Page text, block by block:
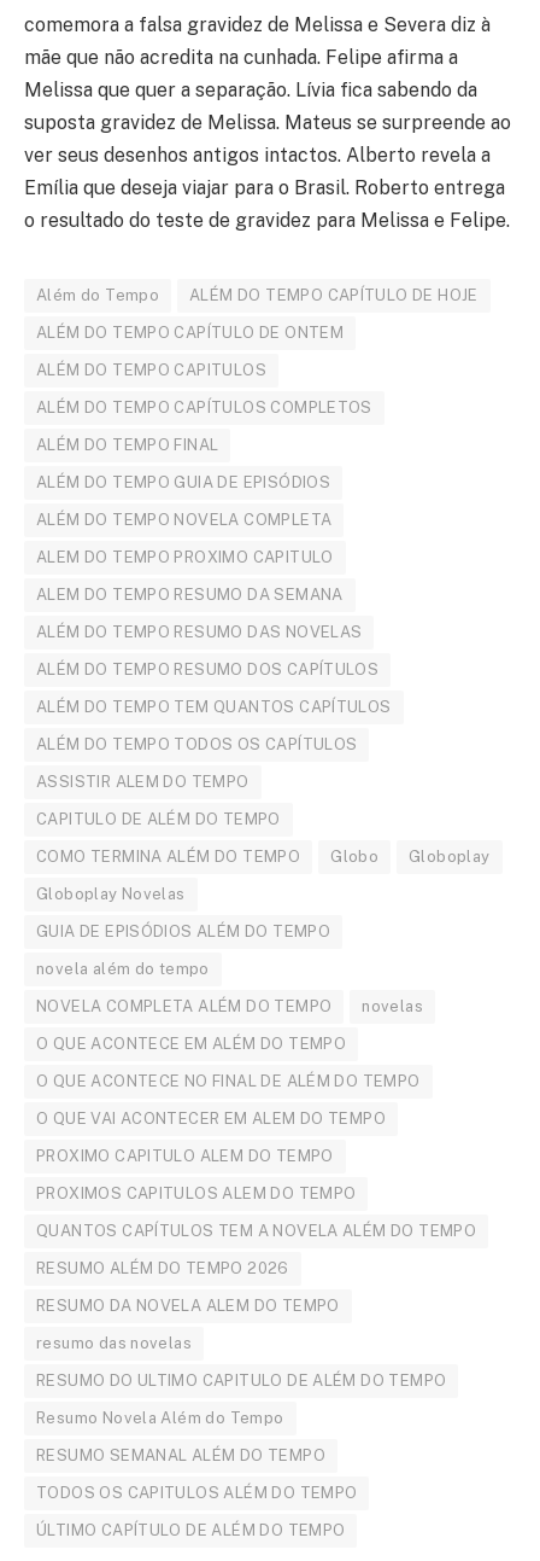
comemora a falsa gravidez de Melissa e Severa diz à
mãe que não acredita na cunhada. Felipe afirma a
Melissa que quer a separação. Lívia fica sabendo da
suposta gravidez de Melissa. Mateus se surpreende ao
ver seus desenhos antigos intactos. Alberto revela a
Emília que deseja viajar para o Brasil. Roberto entrega
o resultado do teste de gravidez para Melissa e Felipe.
Além do Tempo ALÉM DO TEMPO CAPÍTULO DE HOJE
ALÉM DO TEMPO CAPÍTULO DE ONTEM
ALÉM DO TEMPO CAPITULOS
ALÉM DO TEMPO CAPÍTULOS COMPLETOS
ALÉM DO TEMPO FINAL
ALÉM DO TEMPO GUIA DE EPISÓDIOS
ALÉM DO TEMPO NOVELA COMPLETA
ALEM DO TEMPO PROXIMO CAPITULO
ALEM DO TEMPO RESUMO DA SEMANA
ALÉM DO TEMPO RESUMO DAS NOVELAS
ALÉM DO TEMPO RESUMO DOS CAPÍTULOS
ALÉM DO TEMPO TEM QUANTOS CAPÍTULOS
ALÉM DO TEMPO TODOS OS CAPÍTULOS
ASSISTIR ALEM DO TEMPO
CAPITULO DE ALÉM DO TEMPO
COMO TERMINA ALÉM DO TEMPO Globo Globoplay
Globoplay Novelas
GUIA DE EPISÓDIOS ALÉM DO TEMPO
novela além do tempo
NOVELA COMPLETA ALÉM DO TEMPO novelas
O QUE ACONTECE EM ALÉM DO TEMPO
O QUE ACONTECE NO FINAL DE ALÉM DO TEMPO
O QUE VAI ACONTECER EM ALEM DO TEMPO
PROXIMO CAPITULO ALEM DO TEMPO
PROXIMOS CAPITULOS ALEM DO TEMPO
QUANTOS CAPÍTULOS TEM A NOVELA ALÉM DO TEMPO
RESUMO ALÉM DO TEMPO 2026
RESUMO DA NOVELA ALEM DO TEMPO
resumo das novelas
RESUMO DO ULTIMO CAPITULO DE ALÉM DO TEMPO
Resumo Novela Além do Tempo
RESUMO SEMANAL ALÉM DO TEMPO
TODOS OS CAPITULOS ALÉM DO TEMPO
ÚLTIMO CAPÍTULO DE ALÉM DO TEMPO